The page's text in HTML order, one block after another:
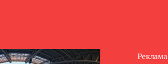
Реклама